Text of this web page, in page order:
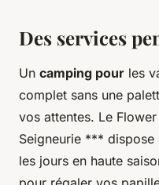
Des services
Un camping pour les
complet sans une
vos attentes. Le
Seigneurie *** dispose
les jours en haute